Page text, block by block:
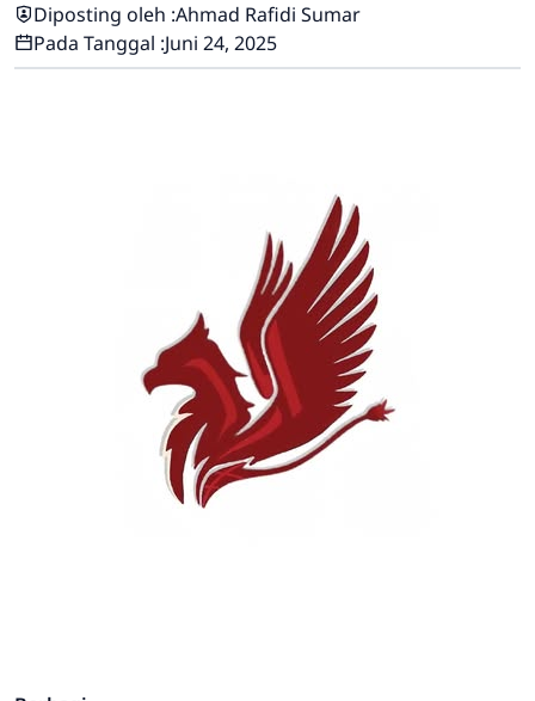
Diposting oleh :Ahmad Rafidi Sumar
Pada Tanggal :Juni 24, 2025